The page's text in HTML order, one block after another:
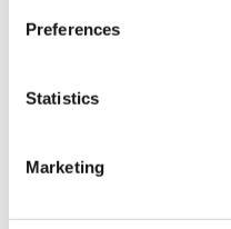
Preferences
Statistics
Marketing
Blog
Kontaktiere uns